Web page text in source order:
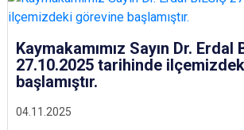
Gazipaşa
Gündoğmuş
İbradı
Demre
Kaş
Aksu
Kepez
04.11.2025
Kaymakamımız Sayın Dr. Erdal
27.10.2025 tarihinde
başlamıştır.